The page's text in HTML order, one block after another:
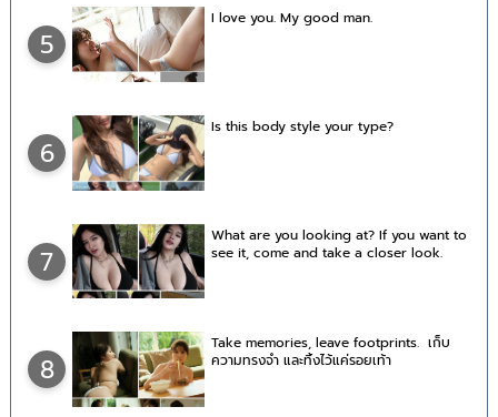
5
I love you. My good man.
6
Is this body style your type?
7
What are you looking at? If you want to
see it, come and take a closer look.
8
Take memories, leave footprints. เก็บ
ความทรงจำ และทิ้งไว้แค่รอยเท้า